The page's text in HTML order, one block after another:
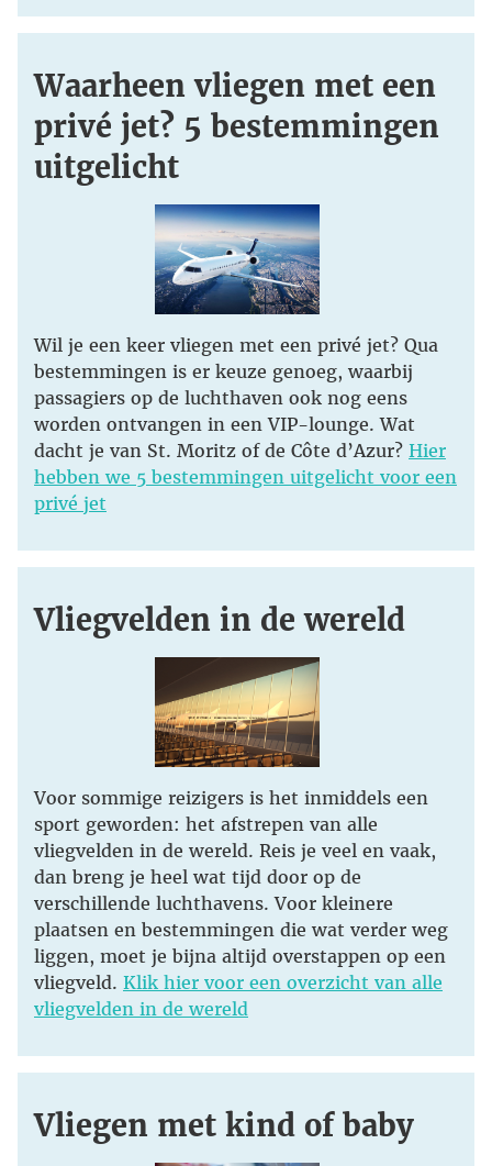
Waarheen vliegen met een
privé jet? 5 bestemmingen
uitgelicht
Wil je een keer vliegen met een privé jet? Qua
bestemmingen is er keuze genoeg, waarbij
passagiers op de luchthaven ook nog eens
worden ontvangen in een VIP-lounge. Wat
dacht je van St. Moritz of de Côte d’Azur? Hier
hebben we 5 bestemmingen uitgelicht voor een
privé jet
Vliegvelden in de wereld
Voor sommige reizigers is het inmiddels een
sport geworden: het afstrepen van alle
vliegvelden in de wereld. Reis je veel en vaak,
dan breng je heel wat tijd door op de
verschillende luchthavens. Voor kleinere
plaatsen en bestemmingen die wat verder weg
liggen, moet je bijna altijd overstappen op een
vliegveld. Klik hier voor een overzicht van alle
vliegvelden in de wereld
Vliegen met kind of baby